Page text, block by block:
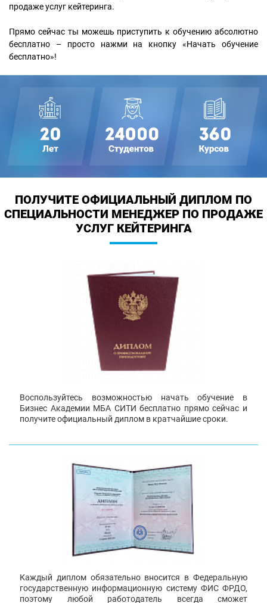
продаже услуг кейтеринга.
Прямо сейчас ты можешь приступить к обучению абсолютно
бесплатно – просто нажми на кнопку «Начать обучение
бесплатно»!
ПОЛУЧИТЕ ОФИЦИАЛЬНЫЙ ДИПЛОМ ПО
СПЕЦИАЛЬНОСТИ МЕНЕДЖЕР ПО ПРОДАЖЕ
УСЛУГ КЕЙТЕРИНГА
Воспользуйтесь возможностью начать обучение в
Бизнес Академии МБА СИТИ бесплатно прямо сейчас и
получите официальный диплом в кратчайшие сроки.
Каждый диплом обязательно вносится в Федеральную
государственную информационную систему ФИС ФРДО,
поэтому любой работодатель всегда сможет